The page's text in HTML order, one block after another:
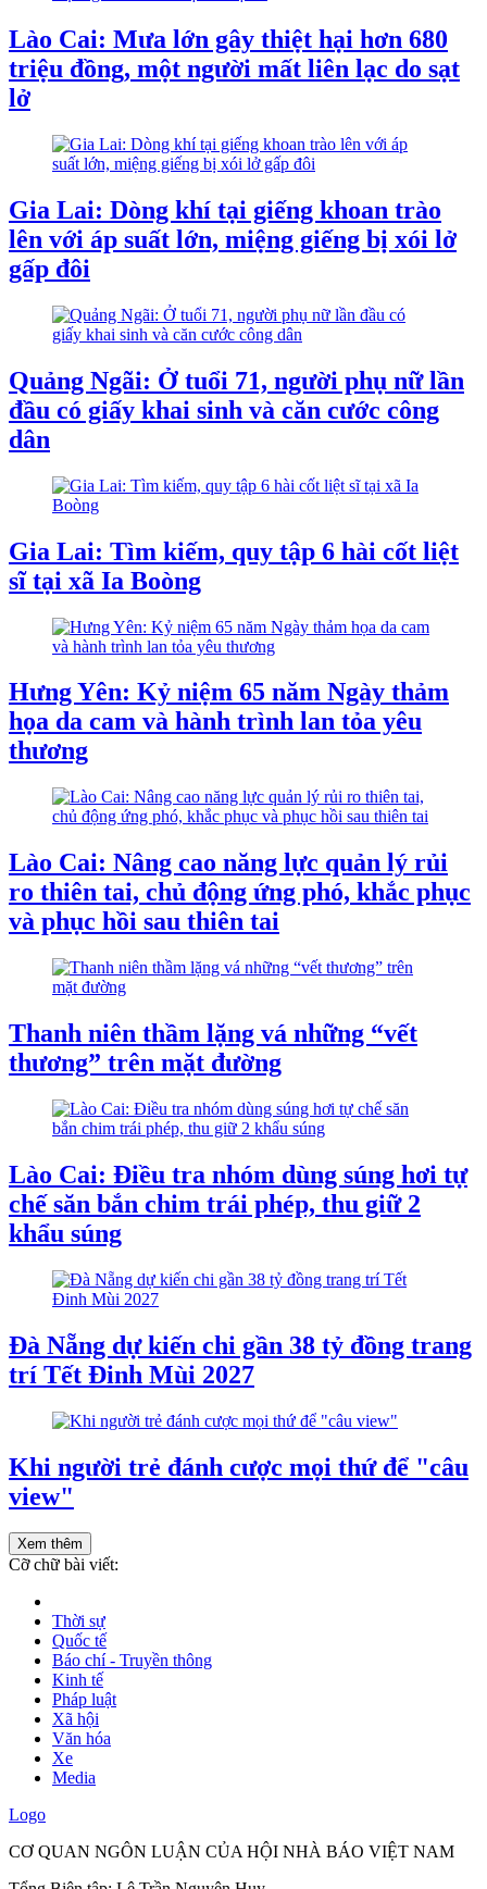
Lào Cai: Mưa lớn gây thiệt hại hơn 680
triệu đồng, một người mất liên lạc do sạt
lở
Gia Lai: Dòng khí tại giếng khoan trào
lên với áp suất lớn, miệng giếng bị xói lở
gấp đôi
Quảng Ngãi: Ở tuổi 71, người phụ nữ lần
đầu có giấy khai sinh và căn cước công
dân
Gia Lai: Tìm kiếm, quy tập 6 hài cốt liệt
sĩ tại xã Ia Boòng
Hưng Yên: Kỷ niệm 65 năm Ngày thảm
họa da cam và hành trình lan tỏa yêu
thương
Lào Cai: Nâng cao năng lực quản lý rủi
ro thiên tai, chủ động ứng phó, khắc phục
và phục hồi sau thiên tai
Thanh niên thầm lặng vá những “vết
thương” trên mặt đường
Lào Cai: Điều tra nhóm dùng súng hơi tự
chế săn bắn chim trái phép, thu giữ 2
khẩu súng
Đà Nẵng dự kiến chi gần 38 tỷ đồng trang
trí Tết Đinh Mùi 2027
Khi người trẻ đánh cược mọi thứ để "câu
view"
Xem thêm
Cỡ chữ bài viết:
Thời sự
Quốc tế
Báo chí - Truyền thông
Kinh tế
Pháp luật
Xã hội
Văn hóa
Xe
Media
Logo
CƠ QUAN NGÔN LUẬN CỦA HỘI NHÀ BÁO VIỆT NAM